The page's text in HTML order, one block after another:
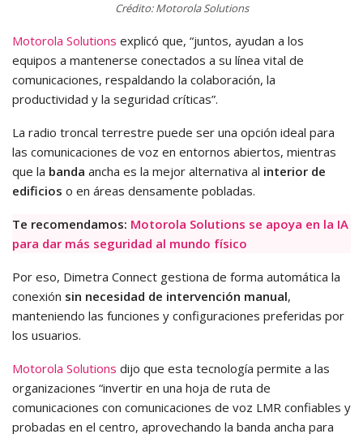
Crédito: Motorola Solutions
Motorola Solutions explicó que, “juntos, ayudan a los
equipos a mantenerse conectados a su línea vital de
comunicaciones, respaldando la colaboración, la
productividad y la seguridad críticas”.
La radio troncal terrestre puede ser una opción ideal para
las comunicaciones de voz en entornos abiertos, mientras
que la banda ancha es la mejor alternativa al interior de
edificios o en áreas densamente pobladas.
Te recomendamos: Motorola Solutions se apoya en la IA
para dar más seguridad al mundo físico
Por eso, Dimetra Connect gestiona de forma automática la
conexión sin necesidad de intervención manual,
manteniendo las funciones y configuraciones preferidas por
los usuarios.
Motorola Solutions dijo que esta tecnología permite a las
organizaciones “invertir en una hoja de ruta de
comunicaciones con comunicaciones de voz LMR confiables y
probadas en el centro, aprovechando la banda ancha para